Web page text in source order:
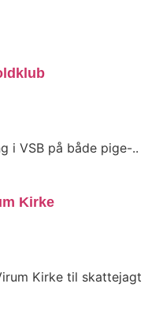
i VSB på både pige-..
Kirke
Kirke til skattejagt